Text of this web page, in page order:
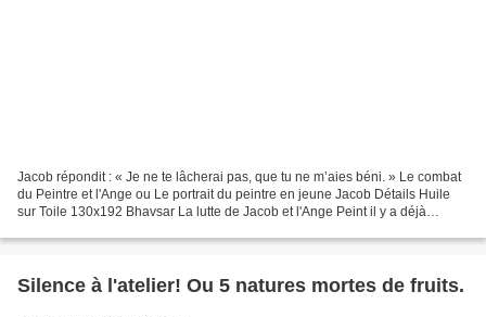
Jacob répondit : « Je ne te lâcherai pas, que tu ne m’aies béni. » Le combat
du Peintre et l'Ange ou Le portrait du peintre en jeune Jacob Détails Huile
sur Toile 130x192 Bhavsar La lutte de Jacob et l'Ange Peint il y a déjà
Silence à l'atelier! Ou 5 natures mortes de fruits.